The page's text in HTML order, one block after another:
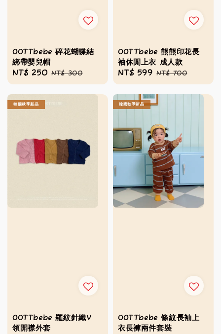
OOTTbebe 碎花蝴蝶結
綁帶嬰兒帽
Sale
price
NT$ 250 Regular
price
NT$ 300
OOTTbebe 熊熊印花長
袖休閒上衣 成人款
Sale
price
NT$ 599 Regular
price
NT$ 700
韓國秋季新品
OOTTbebe 羅紋針織V
領開襟外套
韓國秋季新品
OOTTbebe 條紋長袖上
衣長褲兩件套裝